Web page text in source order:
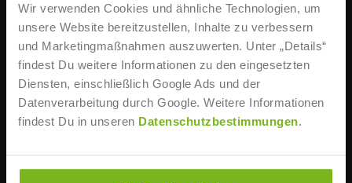
Wir verwenden Cookies und ähnliche Technologien, um
unsere Website bereitzustellen, Inhalte zu verbessern
und Marketingmaßnahmen auszuwerten. Unter „Details“
findest Du weitere Informationen zu den eingesetzten
Diensten, einschließlich Google Ads und der
Datenverarbeitung durch Google. Weitere Informationen
findest Du in unseren Datenschutzbestimmungen.
Mo., Mi., Fr. 8:30 – 18 Uhr
Di., Do. 8:30 – 20 Uhr
info@ist-hochschule.de
WEITERE INFOS
Online-Studium
IHK-Fachwirt-Weiterbildungen
Sportmanagement studieren